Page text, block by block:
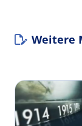
Weitere